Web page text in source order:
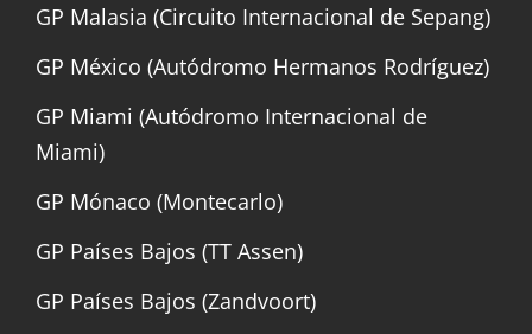
GP Malasia (Circuito Internacional de Sepang)
GP México (Autódromo Hermanos Rodríguez)
GP Miami (Autódromo Internacional de
Miami)
GP Mónaco (Montecarlo)
GP Países Bajos (TT Assen)
GP Países Bajos (Zandvoort)